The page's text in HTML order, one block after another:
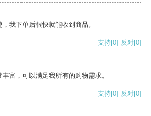
我下单后很快就能收到商品。
支持[0] 反对[0]
富，可以满足我所有的购物需求。
支持[0] 反对[0]